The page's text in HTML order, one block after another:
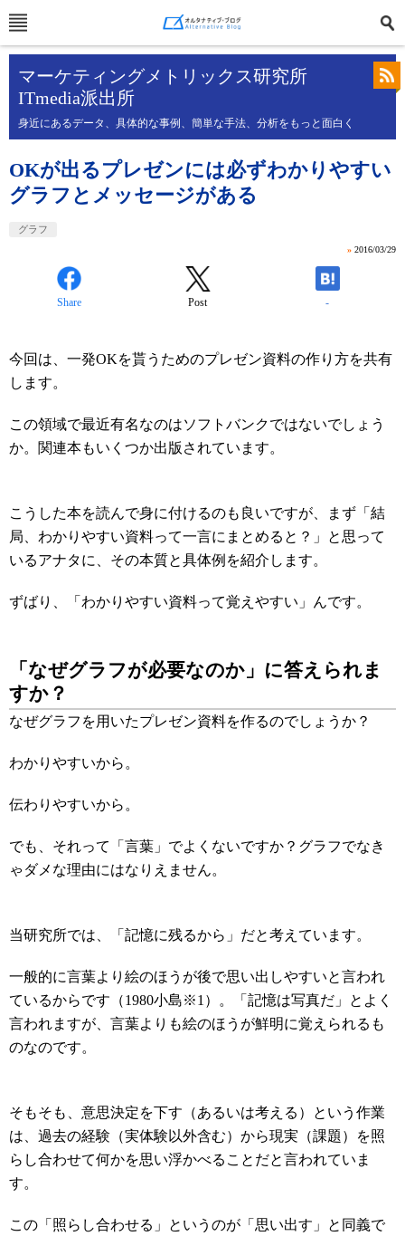
マーケティングメトリックス研究所
ITmedia派出所
身近にあるデータ、具体的な事例、簡単な手法、分析をもっと面白く
OKが出るプレゼンには必ずわかりやすい
グラフとメッセージがある
グラフ
» 2016/03/29
Share Post -
今回は、一発OKを貰うためのプレゼン資料の作り方を共有
します。
この領域で最近有名なのはソフトバンクではないでしょう
か。関連本もいくつか出版されています。
こうした本を読んで身に付けるのも良いですが、まず「結
局、わかりやすい資料って一言にまとめると？」と思って
いるアナタに、その本質と具体例を紹介します。
ずばり、「わかりやすい資料って覚えやすい」んです。
「なぜグラフが必要なのか」に答えられま
すか？
なぜグラフを用いたプレゼン資料を作るのでしょうか？
わかりやすいから。
伝わりやすいから。
でも、それって「言葉」でよくないですか？グラフでなき
ゃダメな理由にはなりえません。
当研究所では、「記憶に残るから」だと考えています。
一般的に言葉より絵のほうが後で思い出しやすいと言われ
ているからです（1980小島※1）。「記憶は写真だ」とよく
言われますが、言葉よりも絵のほうが鮮明に覚えられるも
のなのです。
そもそも、意思決定を下す（あるいは考える）という作業
は、過去の経験（実体験以外含む）から現実（課題）を照
らし合わせて何かを思い浮かべることだと言われていま
す。
この「照らし合わせる」というのが「思い出す」と同義で